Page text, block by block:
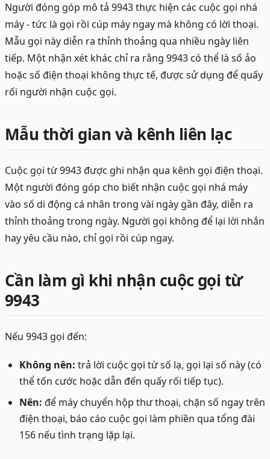
Người đóng góp mô tả 9943 thực hiện các cuộc gọi nhá
máy - tức là gọi rồi cúp máy ngay mà không có lời thoại.
Mẫu gọi này diễn ra thỉnh thoảng qua nhiều ngày liên
tiếp. Một nhận xét khác chỉ ra rằng 9943 có thể là số ảo
hoặc số điện thoại không thực tế, được sử dụng để quấy
rối người nhận cuộc gọi.
Mẫu thời gian và kênh liên lạc
Cuộc gọi từ 9943 được ghi nhận qua kênh gọi điện thoại.
Một người đóng góp cho biết nhận cuộc gọi nhá máy
vào số di động cá nhân trong vài ngày gần đây, diễn ra
thỉnh thoảng trong ngày. Người gọi không để lại lời nhắn
hay yêu cầu nào, chỉ gọi rồi cúp ngay.
Cần làm gì khi nhận cuộc gọi từ
9943
Nếu 9943 gọi đến:
Không nên: trả lời cuộc gọi từ số lạ, gọi lại số này (có
thể tốn cước hoặc dẫn đến quấy rối tiếp tục).
Nên: để máy chuyển hộp thư thoại, chặn số ngay trên
điện thoại, báo cáo cuộc gọi làm phiền qua tổng đài
156 nếu tình trạng lặp lại.